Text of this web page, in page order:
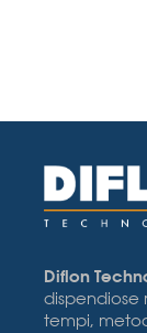
Diflon
dispendiose
tempi,